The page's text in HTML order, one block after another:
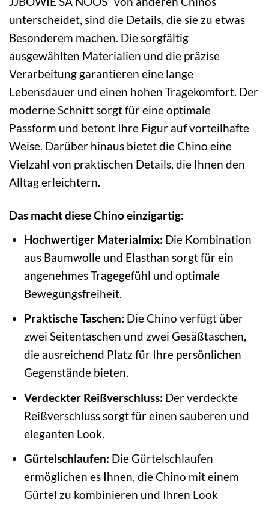
unterscheidet, sind die Details, die sie zu etwas
Besonderem machen. Die sorgfältig
ausgewählten Materialien und die präzise
Verarbeitung garantieren eine lange
Lebensdauer und einen hohen Tragekomfort. Der
moderne Schnitt sorgt für eine optimale
Passform und betont Ihre Figur auf vorteilhafte
Weise. Darüber hinaus bietet die Chino eine
Vielzahl von praktischen Details, die Ihnen den
Alltag erleichtern.
Das macht diese Chino einzigartig:
Hochwertiger Materialmix: Die Kombination
aus Baumwolle und Elasthan sorgt für ein
angenehmes Tragegefühl und optimale
Bewegungsfreiheit.
Praktische Taschen: Die Chino verfügt über
zwei Seitentaschen und zwei Gesäßtaschen,
die ausreichend Platz für Ihre persönlichen
Gegenstände bieten.
Verdeckter Reißverschluss: Der verdeckte
Reißverschluss sorgt für einen sauberen und
eleganten Look.
Gürtelschlaufen: Die Gürtelschlaufen
ermöglichen es Ihnen, die Chino mit einem
Gürtel zu kombinieren und Ihren Look